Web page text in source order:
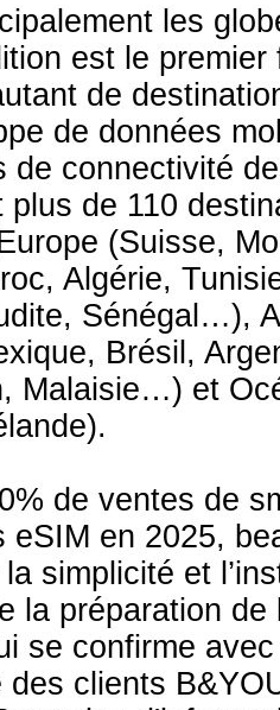
les
est le
de
de données
de connectivité
plus de 110
(Suisse,
Algérie,
Sénégal…),
Brésil,
Malaisie…) et
de ventes de
eSIM en 2025,
simplicité et
la préparation de
se confirme
des clients